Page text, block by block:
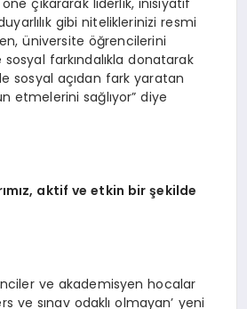
öne çıkararak liderlik, inisiyatif
gibi niteliklerinizi resmi
üniversite öğrencilerini
farkındalıkla donatarak
sosyal açıdan fark yaratan
etmelerini sağlıyor” diye
aktif ve etkin bir şekilde
ve akademisyen hocalar
ve sınav odaklı olmayan’ yeni